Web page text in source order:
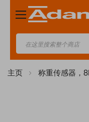
Toggle
Nav
主页 称重传感器，